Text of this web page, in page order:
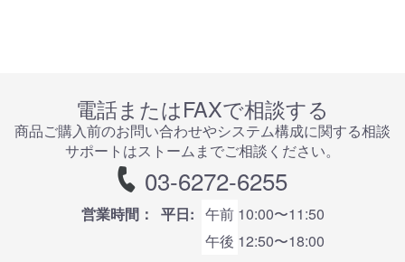
電話またはFAXで相談する
商品ご購⼊前のお問い合わせやシステム構成に関する相談
サポートはストームまでご相談ください。
03-6272-6255
営業時間： 平日: 午前 10:00〜11:50
午後 12:50〜18:00